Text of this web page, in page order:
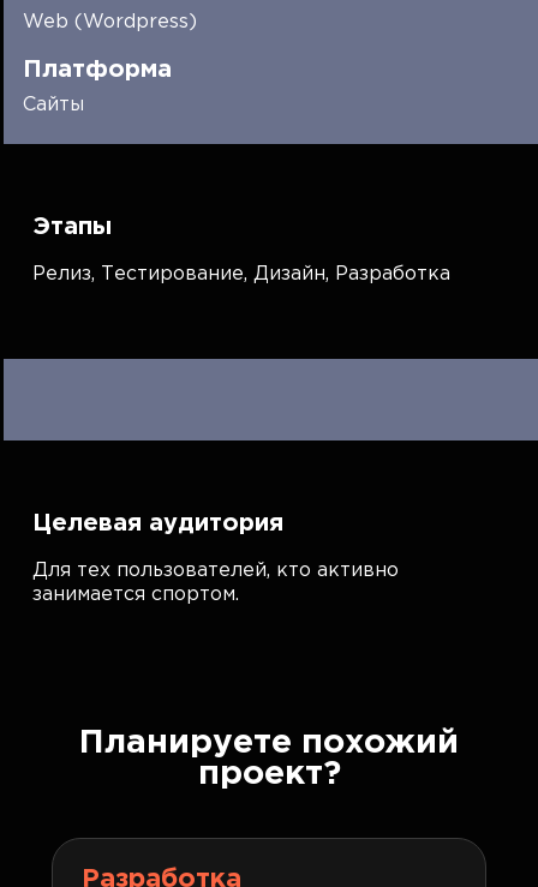
Web (Wordpress)
Платформа
Сайты
Этапы
Релиз, Тестирование,Дизайн, Разработка
Целевая аудитория
Для тех пользователей, кто активно
занимается спортом.
Планируете похожий
проект?
Разработка